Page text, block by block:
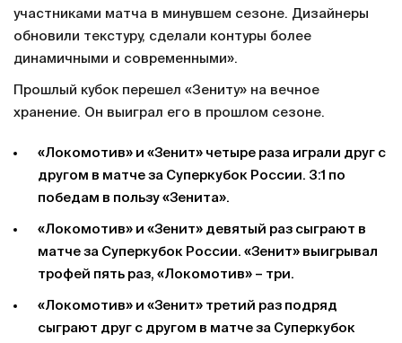
участниками матча в минувшем сезоне. Дизайнеры
обновили текстуру, сделали контуры более
динамичными и современными».
Прошлый кубок перешел «Зениту» на вечное
хранение. Он выиграл его в прошлом сезоне.
«Локомотив» и «Зенит» четыре раза играли друг с
другом в матче за Суперкубок России. 3:1 по
победам в пользу «Зенита».
«Локомотив» и «Зенит» девятый раз сыграют в
матче за Суперкубок России. «Зенит» выигрывал
трофей пять раз, «Локомотив» – три.
«Локомотив» и «Зенит» третий раз подряд
сыграют друг с другом в матче за Суперкубок